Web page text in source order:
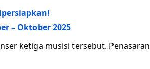
– Oktober 2025
ketiga musisi tersebut. Penasaran